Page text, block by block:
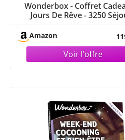
Wonderbox - Coffret
Jours De Rêve - 3250
étoiles, manoirs, châteaux,
rénovée, tipis en France ou
Europe - Idée Cadeau
Amazon